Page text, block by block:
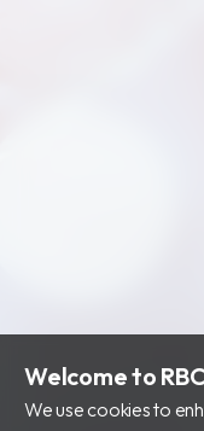
Welcome to
We use cookies to